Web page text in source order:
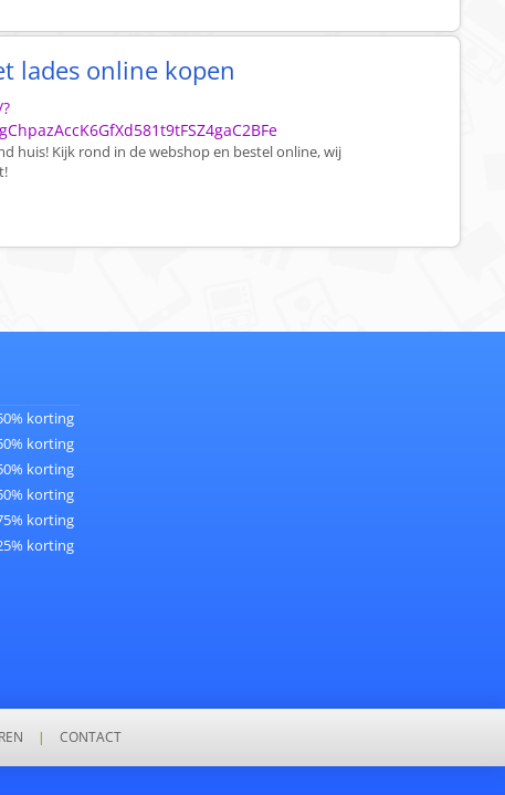
lades online kopen
huis! Kijk rond in de webshop en bestel online, wij
korting
korting
korting
korting
korting
korting
| CONTACT